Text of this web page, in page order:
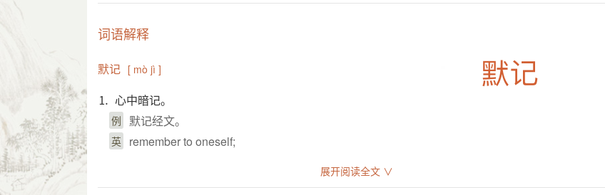
词语解释
默记 [ mò jì ]
⒈ 心中暗记。
例 默记经文。
英 remember to oneself;
展开阅读全文 ∨